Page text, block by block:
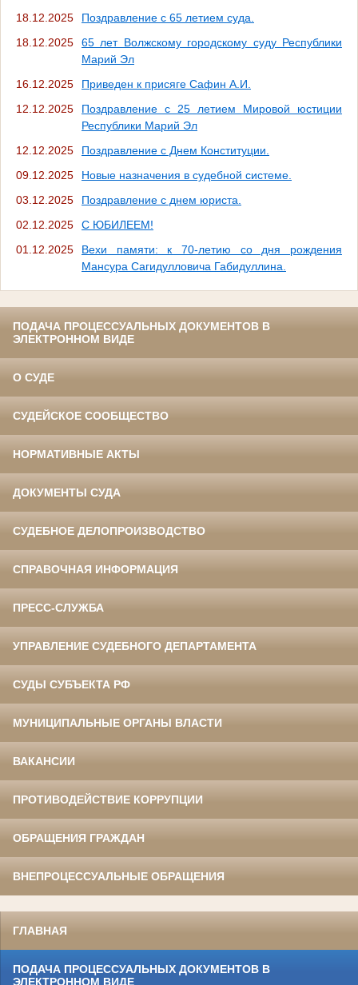
18.12.2025
Поздравление с 65 летием суда.
18.12.2025
65 лет Волжскому городскому суду Республики
Марий Эл
16.12.2025
Приведен к присяге Сафин А.И.
12.12.2025
Поздравление с 25 летием Мировой юстиции
Республики Марий Эл
12.12.2025
Поздравление с Днем Конституции.
09.12.2025
Новые назначения в судебной системе.
03.12.2025
Поздравление с днем юриста.
02.12.2025
С ЮБИЛЕЕМ!
01.12.2025
Вехи памяти: к 70-летию со дня рождения
Мансура Сагидулловича Габидуллина.
ПОДАЧА ПРОЦЕССУАЛЬНЫХ ДОКУМЕНТОВ В
ЭЛЕКТРОННОМ ВИДЕ
О СУДЕ
СУДЕЙСКОЕ СООБЩЕСТВО
НОРМАТИВНЫЕ АКТЫ
ДОКУМЕНТЫ СУДА
СУДЕБНОЕ ДЕЛОПРОИЗВОДСТВО
СПРАВОЧНАЯ ИНФОРМАЦИЯ
ПРЕСС-СЛУЖБА
УПРАВЛЕНИЕ СУДЕБНОГО ДЕПАРТАМЕНТА
СУДЫ СУБЪЕКТА РФ
МУНИЦИПАЛЬНЫЕ ОРГАНЫ ВЛАСТИ
ВАКАНСИИ
ПРОТИВОДЕЙСТВИЕ КОРРУПЦИИ
ОБРАЩЕНИЯ ГРАЖДАН
ВНЕПРОЦЕССУАЛЬНЫЕ ОБРАЩЕНИЯ
ГЛАВНАЯ
ПОДАЧА ПРОЦЕССУАЛЬНЫХ ДОКУМЕНТОВ В
ЭЛЕКТРОННОМ ВИДЕ